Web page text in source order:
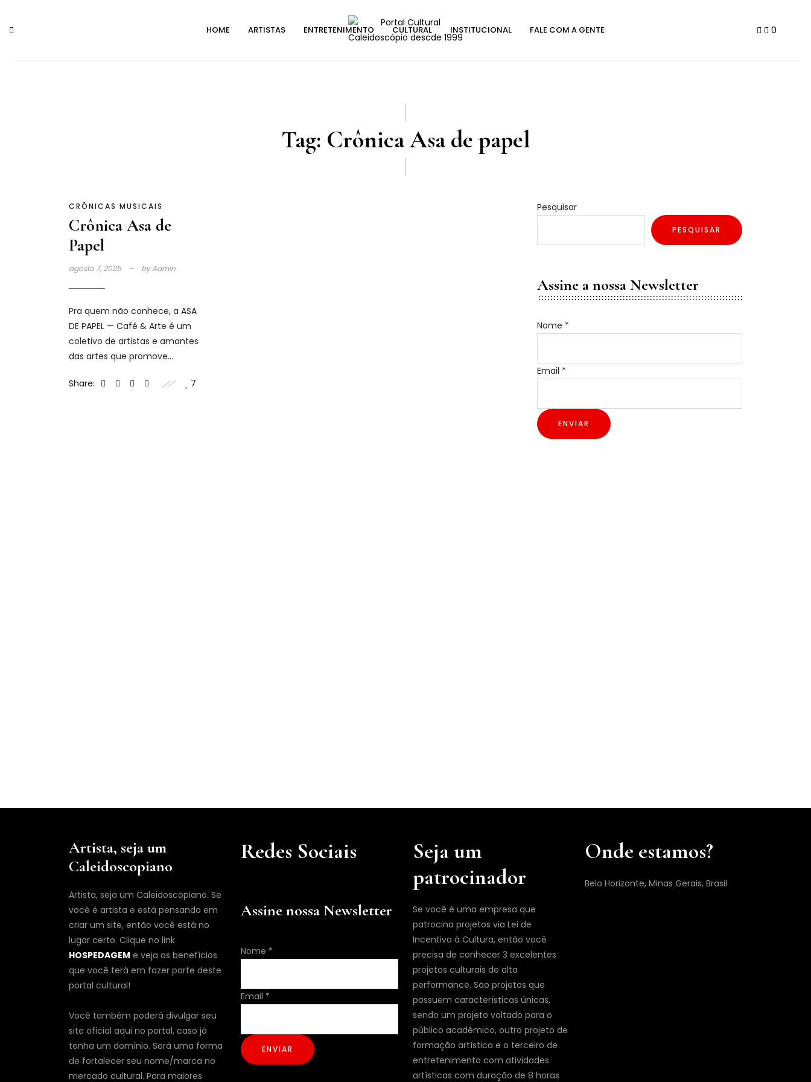
content
HOME ARTISTAS ENTRETENIMENTO CULTURAL INSTITUCIONAL FALE COM A GENTE 0
Tag: Crônica Asa de papel
CRÔNICAS MUSICAIS
Crônica Asa de
Papel
agosto 7, 2025 byAdmin
Pra quem não conhece, a ASA
DE PAPEL — Café & Arte é um
coletivo de artistas e amantes
das artes que promove
Share:
7
Pesquisar
PESQUISAR
Assine a nossa Newsletter
Nome *
Nome
Email *
ENVIAR
Artista, seja um
Caleidoscopiano
Artista, seja um Caleidoscopiano. Se
você é artista e está pensando em
criar um site, então você está no
lugar certo. Clique no link
HOSPEDAGEM e veja os benefícios
que você terá em fazer parte deste
portal cultural!
Você também poderá divulgar seu
site oficial aqui no portal, caso já
tenha um domínio. Será uma forma
de fortalecer seu nome/marca no
mercado cultural. Para maiores
Redes Sociais
Assine nossa Newsletter
Nome
Nome *
Email *
ENVIAR
Seja um
patrocinador
Se você é uma empresa que
patrocina projetos via Lei de
Incentivo à Cultura, então você
precisa de conhecer 3 excelentes
projetos culturais de alta
performance. São projetos que
possuem características únicas,
sendo um projeto voltado para o
público acadêmico, outro projeto de
formação artística e o terceiro de
entretenimento com atividades
artísticas com duração de 8 horas
Onde estamos?
Belo Horizonte, Minas Gerais, Brasil